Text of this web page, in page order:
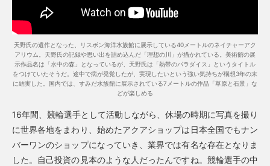
天野氏の遺作となった、リスボン海洋水族館に展示している40メートルのネイチャーアク
アリウム。天野氏の記録や思い出を詰め込んだ「理想の川」が描かれている。美術館の展
示作品名は「水中の森」となっているが、天野氏は「熱帯のパラダイス」というタイトル
をつけていたそうだ。途中で病が発覚したが、実現したいという強い気持ちが構想3年の末
に結実した。国内では、すみだ水族館に展示されている7メートルの作品「草原と石景」な
どが楽しめる
16年間、競輪選手として活動しながら、休場の時期に写真を撮り
に世界各地をまわり、始めたアクアショップは日本全国でもナン
バーワンのショップになっていき、業界では有名な存在となりま
した。自己投資の見本のような人だったんですね。競輪選手の中